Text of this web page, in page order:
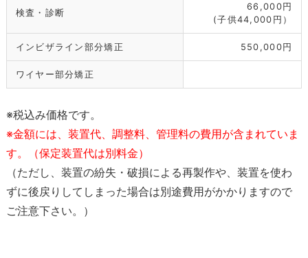
検査・診断
66,000円
(子供44,000円）
インビザライン部分矯正 550,000円
ワイヤー部分矯正
※税込み価格です。
※金額には、装置代、調整料、管理料の費用が含まれていま
す。（保定装置代は別料金）
（ただし、装置の紛失・破損による再製作や、装置を使わ
ずに後戻りしてしまった場合は別途費用がかかりますので
ご注意下さい。）